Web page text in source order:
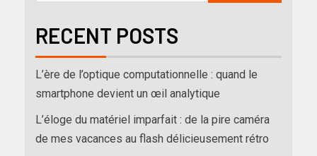
RECENT POSTS
L’ère de l’optique computationnelle : quand le
smartphone devient un œil analytique
L’éloge du matériel imparfait : de la pire caméra
de mes vacances au flash délicieusement rétro